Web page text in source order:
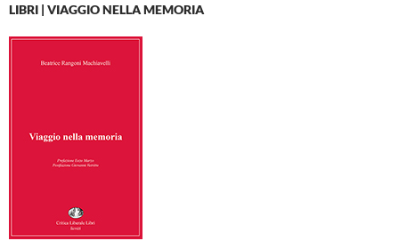
LIBRI | VIAGGIO NELLA MEMORIA